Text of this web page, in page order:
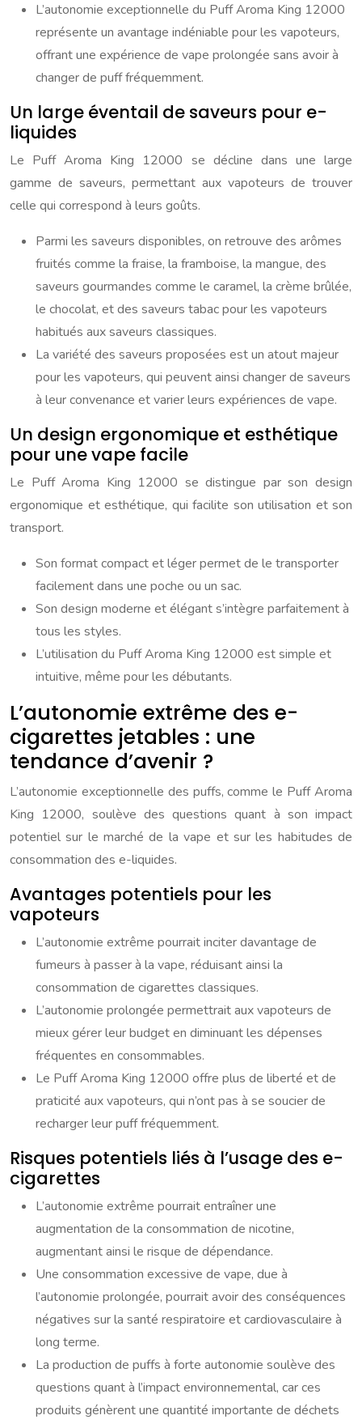
L’autonomie exceptionnelle du Puff Aroma King 12000
représente un avantage indéniable pour les vapoteurs,
offrant une expérience de vape prolongée sans avoir à
changer de puff fréquemment.
Un large éventail de saveurs pour e-
liquides
Le Puff Aroma King 12000 se décline dans une large
gamme de saveurs, permettant aux vapoteurs de trouver
celle qui correspond à leurs goûts.
Parmi les saveurs disponibles, on retrouve des arômes
fruités comme la fraise, la framboise, la mangue, des
saveurs gourmandes comme le caramel, la crème brûlée,
le chocolat, et des saveurs tabac pour les vapoteurs
habitués aux saveurs classiques.
La variété des saveurs proposées est un atout majeur
pour les vapoteurs, qui peuvent ainsi changer de saveurs
à leur convenance et varier leurs expériences de vape.
Un design ergonomique et esthétique
pour une vape facile
Le Puff Aroma King 12000 se distingue par son design
ergonomique et esthétique, qui facilite son utilisation et son
transport.
Son format compact et léger permet de le transporter
facilement dans une poche ou un sac.
Son design moderne et élégant s’intègre parfaitement à
tous les styles.
L’utilisation du Puff Aroma King 12000 est simple et
intuitive, même pour les débutants.
L’autonomie extrême des e-
cigarettes jetables : une
tendance d’avenir ?
L’autonomie exceptionnelle des puffs, comme le Puff Aroma
King 12000, soulève des questions quant à son impact
potentiel sur le marché de la vape et sur les habitudes de
consommation des e-liquides.
Avantages potentiels pour les
vapoteurs
L’autonomie extrême pourrait inciter davantage de
fumeurs à passer à la vape, réduisant ainsi la
consommation de cigarettes classiques.
L’autonomie prolongée permettrait aux vapoteurs de
mieux gérer leur budget en diminuant les dépenses
fréquentes en consommables.
Le Puff Aroma King 12000 offre plus de liberté et de
praticité aux vapoteurs, qui n’ont pas à se soucier de
recharger leur puff fréquemment.
Risques potentiels liés à l’usage des e-
cigarettes
L’autonomie extrême pourrait entraîner une
augmentation de la consommation de nicotine,
augmentant ainsi le risque de dépendance.
Une consommation excessive de vape, due à
l’autonomie prolongée, pourrait avoir des conséquences
négatives sur la santé respiratoire et cardiovasculaire à
long terme.
La production de puffs à forte autonomie soulève des
questions quant à l’impact environnemental, car ces
produits génèrent une quantité importante de déchets